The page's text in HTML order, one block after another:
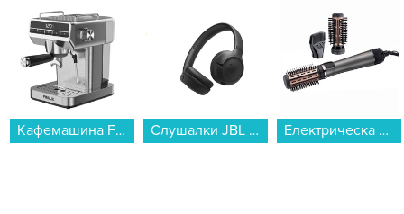
Кафемашина Finlux FEM-1866... Слушалки JBL T530BT BLK JBLT530BTBLKEU , Bluetooth , ON-EAR... Електрическа четка за коса Remington AS8810...